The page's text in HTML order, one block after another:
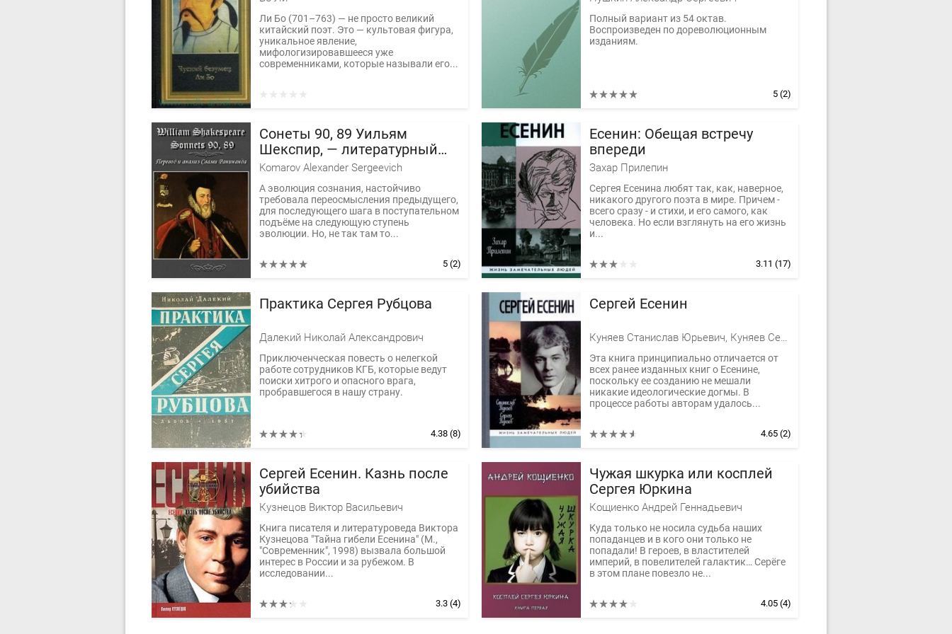
Ли Бо (701–763) — не просто великий
китайский поэт. Это — культовая фигура,
уникальное явление,
мифологизировавшееся уже
современниками, которые называли его...
Полный вариант из 54 октав.
Воспроизведен по дореволюционным
изданиям.
5(2)
Сонеты 90, 89 Уильям
Шекспир, — литературный
перевод Комаров Александр
Сергеевич
Komarov Alexander Sergeevich
А эволюция сознания, настойчиво
требовала переосмысления предыдущего,
для последующего шага в поступательном
подъёме на следующую ступень
эволюции. Но, не так там то...
5 (2)
Есенин: Обещая встречу
впереди
Захар Прилепин
Сергея Есенина любят так, как, наверное,
никакого другого поэта в мире. Причем -
всего сразу - и стихи, и его самого, как
человека. Но если взглянуть на его жизнь
и...
3.11 (17)
Практика Сергея Рубцова
Далекий Николай Александрович
Приключенческая повесть о нелегкой
работе сотрудников КГБ, которые ведут
поиски хитрого и опасного врага,
пробравшегося в нашу страну.
4.38 (8)
Сергей Есенин
Куняев Станислав Юрьевич, Куняев Сергей Станиславович, Куняевы Станислав и Сергей
Эта книга принципиально отличается от
всех ранее изданных книг о Есенине,
поскольку ее созданию не мешали
никакие идеологические догмы. В
процессе работы авторам удалось...
4.65(2)
Сергей Есенин. Казнь после
убийства
Кузнецов Виктор Васильевич
Книга писателя и литературоведа Виктора
Кузнецова "Тайна гибели Есенина" (М.,
"Современник", 1998) вызвала большой
интерес в России и за рубежом. В
исследовании...
3.3 (4)
Чужая шкурка или косплей
Сергея Юркина
Кощиенко Андрей Геннадьевич
Куда только не носила судьба наших
попаданцев и в кого они только не
попадали! В героев, в властителей
империй, в повелителей галактик… Серёге
в этом плане повезло не...
4.05(4)